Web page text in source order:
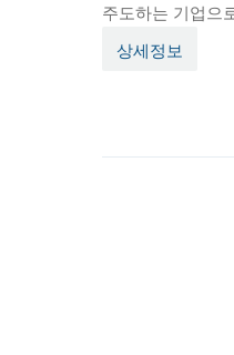
주도하는 기업으
상세정보